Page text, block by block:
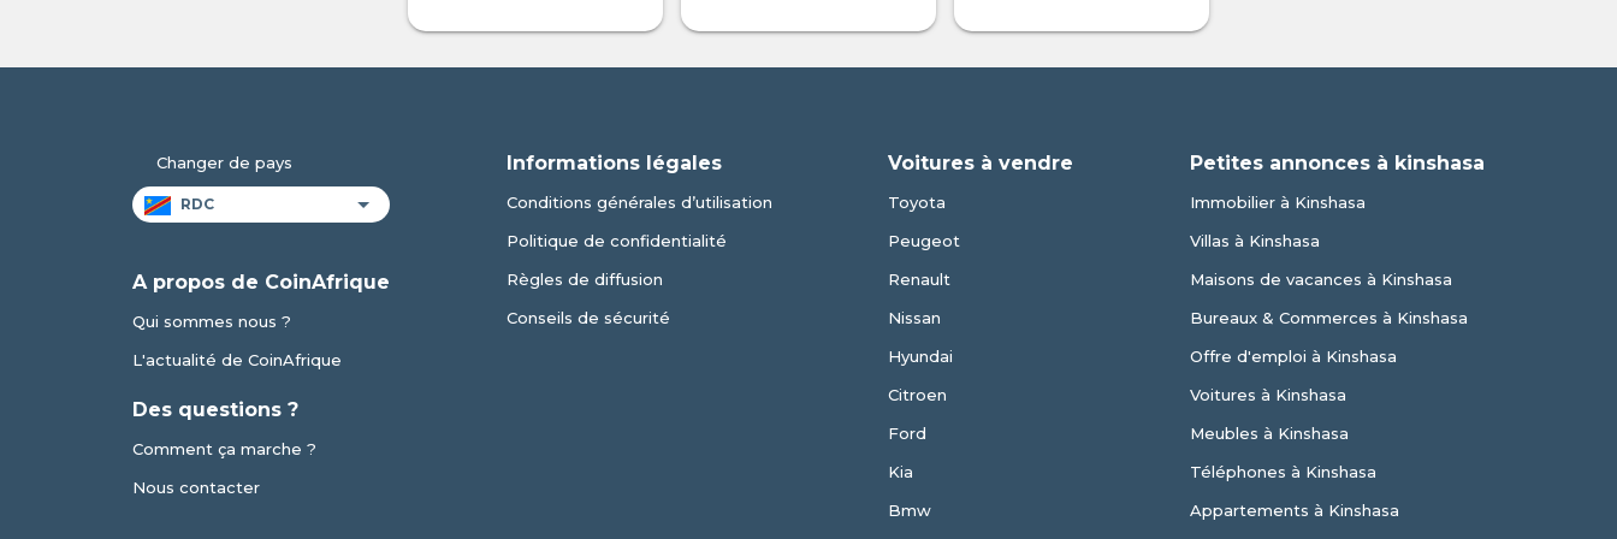
Changer de pays
A propos de CoinAfrique
Qui sommes nous ?
L'actualité de CoinAfrique
Des questions ?
Comment ça marche ?
Nous contacter
Informations légales
Conditions générales d’utilisation
Politique de confidentialité
Règles de diffusion
Conseils de sécurité
Voitures à vendre
Toyota
Peugeot
Renault
Nissan
Hyundai
Citroen
Ford
Kia
Bmw
Petites annonces à kinshasa
Immobilier à Kinshasa
Villas à Kinshasa
Maisons de vacances à Kinshasa
Bureaux & Commerces à Kinshasa
Offre d'emploi à Kinshasa
Voitures à Kinshasa
Meubles à Kinshasa
Téléphones à Kinshasa
Appartements à Kinshasa